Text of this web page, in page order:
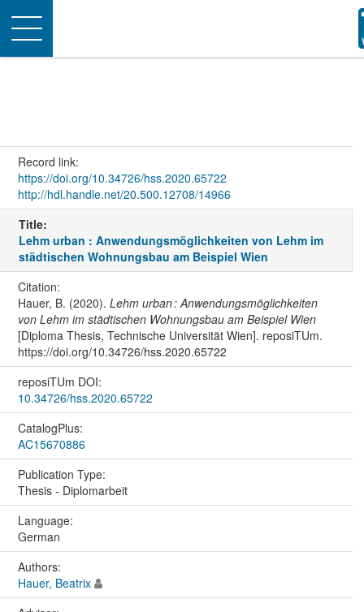
Toggle
navigation
Record link:
https://doi.org/10.34726/hss.2020.65722
http://hdl.handle.net/20.500.12708/14966
Title:
Lehm urban : Anwendungsmöglichkeiten von Lehm im
städtischen Wohnungsbau am Beispiel Wien
Citation:
Hauer, B. (2020). Lehm urban : Anwendungsmöglichkeiten
von Lehm im städtischen Wohnungsbau am Beispiel Wien
[Diploma Thesis, Technische Universität Wien]. reposiTUm.
https://doi.org/10.34726/hss.2020.65722
reposiTUm DOI:
10.34726/hss.2020.65722
CatalogPlus:
AC15670886
Publication Type:
Thesis - Diplomarbeit
Language:
German
Authors:
Hauer, Beatrix